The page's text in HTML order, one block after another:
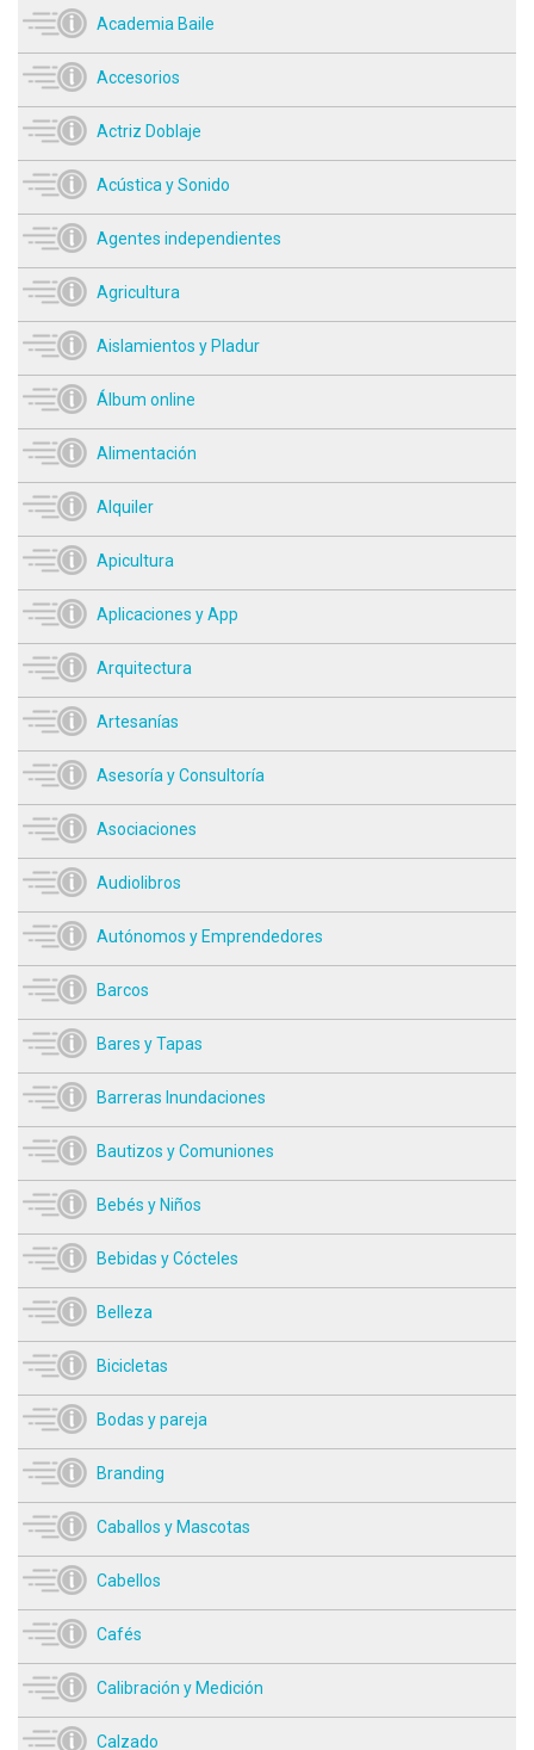
Academia Baile
Accesorios
Actriz Doblaje
Acústica y Sonido
Agentes independientes
Agricultura
Aislamientos y Pladur
Álbum online
Alimentación
Alquiler
Apicultura
Aplicaciones y App
Arquitectura
Artesanías
Asesoría y Consultoría
Asociaciones
Audiolibros
Autónomos y Emprendedores
Barcos
Bares y Tapas
Barreras Inundaciones
Bautizos y Comuniones
Bebés y Niños
Bebidas y Cócteles
Belleza
Bicicletas
Bodas y pareja
Branding
Caballos y Mascotas
Cabellos
Cafés
Calibración y Medición
Calzado